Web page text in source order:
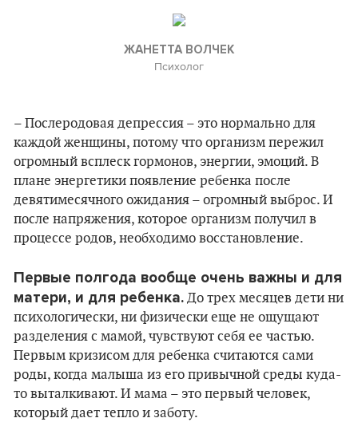
ЖАНЕТТА ВОЛЧЕК
Психолог
– Послеродовая депрессия – это нормально для
каждой женщины, потому что организм пережил
огромный всплеск гормонов, энергии, эмоций. В
плане энергетики появление ребенка после
девятимесячного ожидания – огромный выброс. И
после напряжения, которое организм получил в
процессе родов, необходимо восстановление.
Первые полгода вообще очень важны и для
матери, и для ребенка. До трех месяцев дети ни
психологически, ни физически еще не ощущают
разделения с мамой, чувствуют себя ее частью.
Первым кризисом для ребенка считаются сами
роды, когда малыша из его привычной среды куда-
то выталкивают. И мама – это первый человек,
который дает тепло и заботу.